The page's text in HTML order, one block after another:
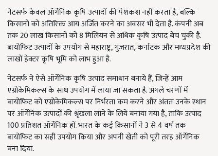
नेटसर्फ केवल ऑर्गेनिक कृषि उत्पादों की पेशकश नहीं करता है, बल्कि
किसानों को अतिरिक्त आय अर्जित करने का अवसर भी देता है. कंपनी अब
तक 20 लाख किसानों को 8 मिलियन से अधिक कृषि उत्पाद बेच चुकी है.
बायोफिट उत्पादों के उपयोग से महाराष्ट्र, गुजरात, कर्नाटक और मध्यप्रदेश की
लाखों हेक्टर कृषि भूमि को लाभ हुआ है.
नेटसर्फ ने ऐसे ऑर्गेनिक कृषि उत्पाद समाधान बनाये हैं, जिन्हें आम
एग्रोकेमिकल्स के साथ उपयोग में लाया जा सकता है. अगले चरणों में
बायोफिट को एग्रोकेमिकल्स पर निर्भरता कम करने और अंततः उनके स्थान
पर ऑर्गेनिक उत्पादों की श्रृंखला लाने के लिये बनाया गया है, ताकि उत्पाद
100 प्रतिशत ऑर्गेनिक हों. भारत के कई किसानों ने 3 से 4 वर्ष तक
बायोफिट का सही उपयोग किया और अपनी खेती को पूरी तरह ऑर्गेनिक
बना दिया.